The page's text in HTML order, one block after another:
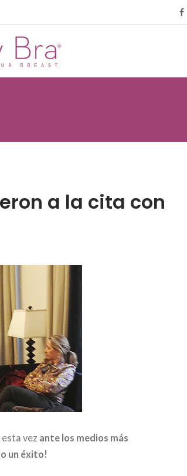
a la cita con
vez ante los medios más
un éxito!